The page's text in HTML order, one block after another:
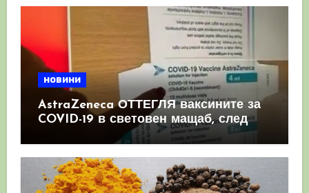
новини
AstraZeneca ОТТЕГЛЯ ваксините за
COVID-19 в световен мащаб, след
като призна, че те причиняват